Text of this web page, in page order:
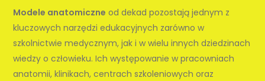
Modele anatomiczne od dekad pozostają jednym z
kluczowych narzędzi edukacyjnych zarówno w
szkolnictwie medycznym, jak i w wielu innych dziedzinach
wiedzy o człowieku. Ich występowanie w pracowniach
anatomii, klinikach, centrach szkoleniowych oraz